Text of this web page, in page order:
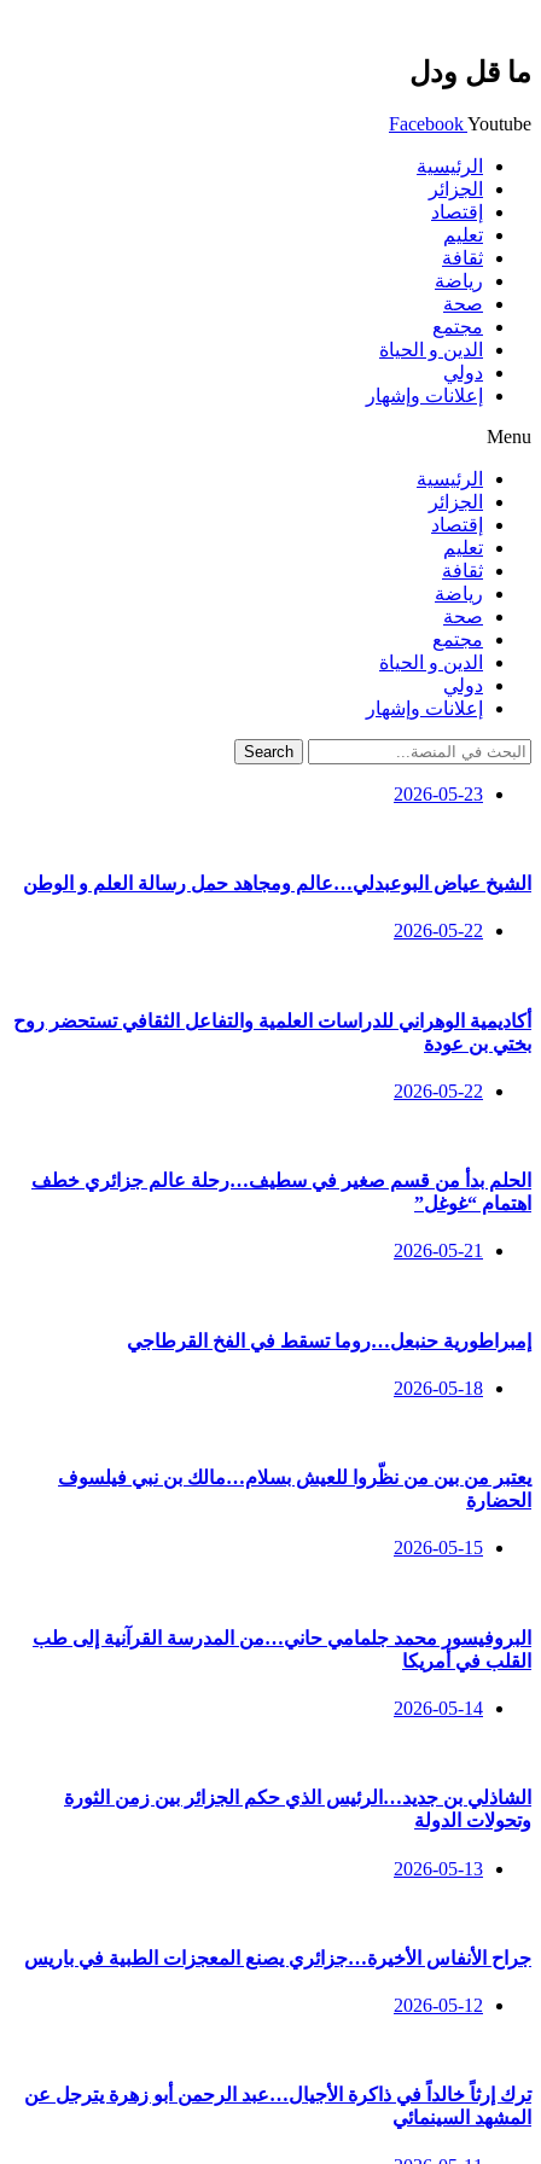
ما قل ودل
FacebookYoutube
الرئيسية
الجزائر
إقتصاد
تعليم
ثقافة
رياضة
صحة
مجتمع
الدين و الحياة
دولي
إعلانات وإشهار
Menu
الرئيسية
الجزائر
إقتصاد
تعليم
ثقافة
رياضة
صحة
مجتمع
الدين و الحياة
دولي
إعلانات وإشهار
Search
2026-05-23
الشيخ عياض البوعبدلي…عالم ومجاهد حمل رسالة العلم و الوطن
2026-05-22
أكاديمية الوهراني للدراسات العلمية والتفاعل الثقافي تستحضر روح
بختي بن عودة
2026-05-22
الحلم بدأ من قسم صغير في سطيف…رحلة عالم جزائري خطف
اهتمام “غوغل”
2026-05-21
إمبراطورية حنبعل…روما تسقط في الفخ القرطاجي
2026-05-18
يعتبر من بين من نظّروا للعيش بسلام…مالك بن نبي فيلسوف
الحضارة
2026-05-15
البروفيسور محمد جلمامي حاني…من المدرسة القرآنية إلى طب
القلب في أمريكا
2026-05-14
الشاذلي بن جديد…الرئيس الذي حكم الجزائر بين زمن الثورة
وتحولات الدولة
2026-05-13
جراح الأنفاس الأخيرة…جزائري يصنع المعجزات الطبية في باريس
2026-05-12
ترك إرثاً خالداً في ذاكرة الأجيال…عبد الرحمن أبو زهرة يترجل عن
المشهد السينمائي